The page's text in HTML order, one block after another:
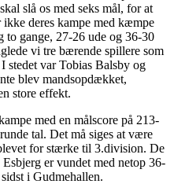
slå os med seks mål, for at
deres kampe med kæmpe
to gange, 27-26 ude og 36-30
vi tre bærende spillere som
stedet var Tobias Balsby og
blev mandsopdækket,
store effekt.
med en målscore på 213-
tal. Det må siges at være
for stærke til 3.division. De
er vundet med netop 36-
i Gudmehallen.